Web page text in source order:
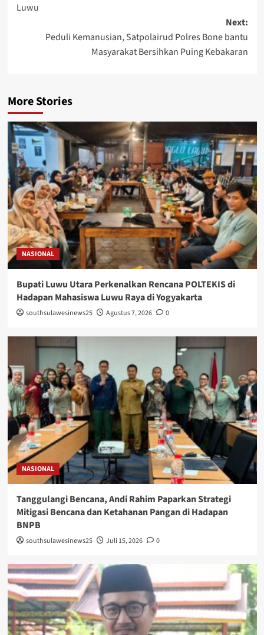
Luwu
Next:
Peduli Kemanusian, Satpolairud Polres Bone bantu
Masyarakat Bersihkan Puing Kebakaran
More Stories
NASIONAL
Bupati Luwu Utara Perkenalkan Rencana POLTEKIS di
Hadapan Mahasiswa Luwu Raya di Yogyakarta
southsulawesinews25 Agustus 7, 2026 0
NASIONAL
Tanggulangi Bencana, Andi Rahim Paparkan Strategi
Mitigasi Bencana dan Ketahanan Pangan di Hadapan
BNPB
southsulawesinews25 Juli 15, 2026 0